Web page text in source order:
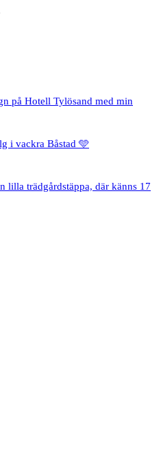
på Hotell Tylösand med min
i vackra Båstad 🩵
lilla trädgårdstäppa, där känns 17